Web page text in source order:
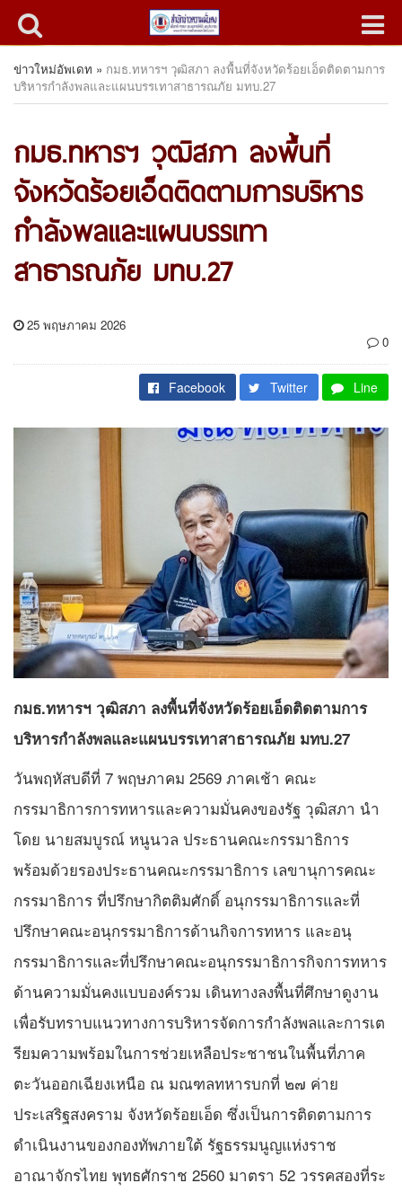
ข่าวใหม่อัพเดท » กมธ.ทหารฯ วุฒิสภา ลงพื้นที่จังหวัดร้อยเอ็ดติดตามการ
บริหารกำลังพลและแผนบรรเทาสาธารณภัย มทบ.27
กมธ.ทหารฯ วุฒิสภา ลงพื้นที่
จังหวัดร้อยเอ็ดติดตามการบริหาร
กำลังพลและแผนบรรเทา
สาธารณภัย มทบ.27
25 พฤษภาคม 2026
0
Facebook Twitter Line
กมธ.ทหารฯ วุฒิสภา ลงพื้นที่จังหวัดร้อยเอ็ดติดตามการ
บริหารกำลังพลและแผนบรรเทาสาธารณภัย มทบ.27
วันพฤหัสบดีที่ 7 พฤษภาคม 2569 ภาคเช้า คณะ
กรรมาธิการการทหารและความมั่นคงของรัฐ วุฒิสภา นำ
โดย นายสมบูรณ์ หนูนวล ประธานคณะกรรมาธิการ
พร้อมด้วยรองประธานคณะกรรมาธิการ เลขานุการคณะ
กรรมาธิการ ที่ปรึกษากิตติมศักดิ์ อนุกรรมาธิการและที่
ปรึกษาคณะอนุกรรมาธิการด้านกิจการทหาร และอนุ
กรรมาธิการและที่ปรึกษาคณะอนุกรรมาธิการกิจการทหาร
ด้านความมั่นคงแบบองค์รวม เดินทางลงพื้นที่ศึกษาดูงาน
เพื่อรับทราบแนวทางการบริหารจัดการกำลังพลและการเต
รียมความพร้อมในการช่วยเหลือประชาชนในพื้นที่ภาค
ตะวันออกเฉียงเหนือ ณ มณฑลทหารบกที่ ๒๗ ค่าย
ประเสริฐสงคราม จังหวัดร้อยเอ็ด ซึ่งเป็นการติดตามการ
ดำเนินงานของกองทัพภายใต้ รัฐธรรมนูญแห่งราช
อาณาจักรไทย พุทธศักราช 2560 มาตรา 52 วรรคสองที่ระ